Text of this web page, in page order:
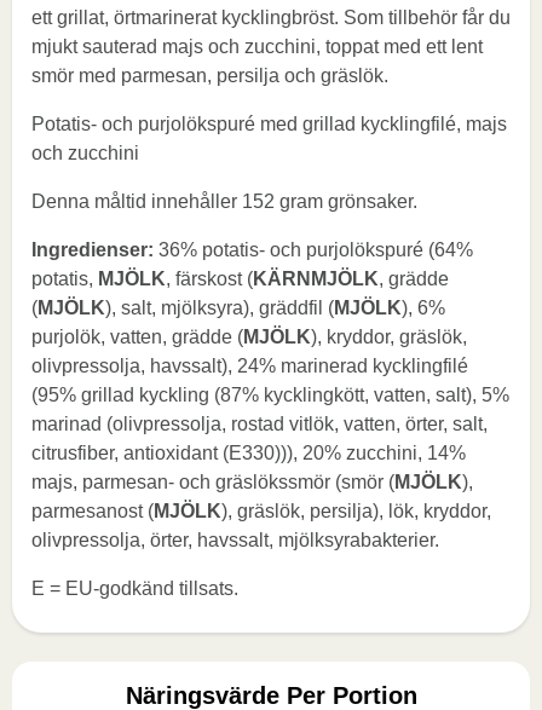
ett grillat, örtmarinerat kycklingbröst. Som tillbehör får du
mjukt sauterad majs och zucchini, toppat med ett lent
smör med parmesan, persilja och gräslök.
Potatis- och purjolökspuré med grillad kycklingfilé, majs
och zucchini
Denna måltid innehåller 152 gram grönsaker.
Ingredienser: 36% potatis- och purjolökspuré (64%
potatis, MJÖLK, färskost (KÄRNMJÖLK, grädde
(MJÖLK), salt, mjölksyra), gräddfil (MJÖLK), 6%
purjolök, vatten, grädde (MJÖLK), kryddor, gräslök,
olivpressolja, havssalt), 24% marinerad kycklingfilé
(95% grillad kyckling (87% kycklingkött, vatten, salt), 5%
marinad (olivpressolja, rostad vitlök, vatten, örter, salt,
citrusfiber, antioxidant (E330))), 20% zucchini, 14%
majs, parmesan- och gräslökssmör (smör (MJÖLK),
parmesanost (MJÖLK), gräslök, persilja), lök, kryddor,
olivpressolja, örter, havssalt, mjölksyrabakterier.
E = EU-godkänd tillsats.
Näringsvärde Per Portion